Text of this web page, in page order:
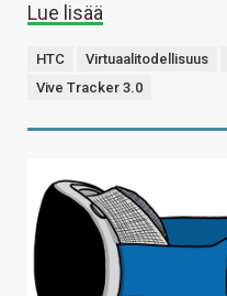
Lue lisää
HTC Virtuaalitodellisuus
Vive Tracker 3.0